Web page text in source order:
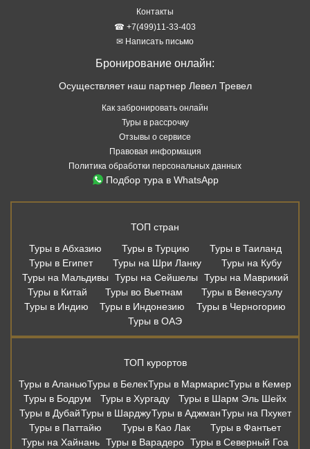
Контакты
☎ +7(499)11-33-403
✉ Написать письмо
Бронирование онлайн:
Осуществляет наш партнер Левел Тревел
Как забронировать онлайн
Туры в рассрочку
Отзывы о сервисе
Правовая информация
Политика обработки персональных данных
Подбор тура в WhatsApp
ТОП стран
Туры в Абхазию
Туры в Турцию
Туры в Таиланд
Туры в Египет
Туры на Шри Ланку
Туры на Кубу
Туры на Мальдивы
Туры на Сейшелы
Туры на Маврикий
Туры в Китай
Туры во Вьетнам
Туры в Венесуэлу
Туры в Индию
Туры в Индонезию
Туры в Черногорию
Туры в ОАЭ
ТОП курортов
Туры в АланьюТуры в БелекТуры в МармарисТуры в Кемер
Туры в Бодрум
Туры в Хургаду
Туры в Шарм Эль Шейх
Туры в ДубайТуры в ШарджуТуры в АджманТуры на Пхукет
Туры в Паттайю
Туры в Као Лак
Туры в Фантьет
Туры на Хайнань Туры в Варадеро Туры в Северный Гоа